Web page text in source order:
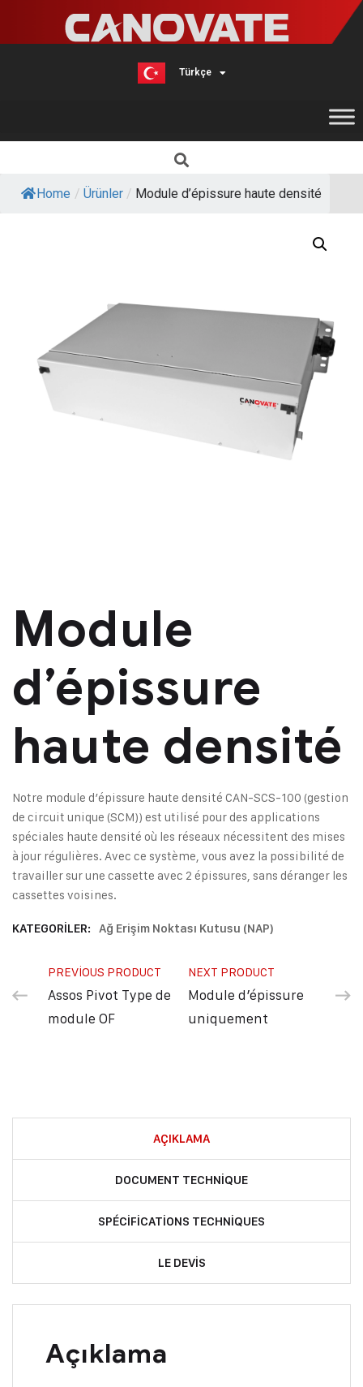
Türkçe
English
Home / Ürünler / Module d’épissure haute densité
Module
d’épissure
haute densité
Notre module d’épissure haute densité CAN-SCS-100 (gestion
de circuit unique (SCM)) est utilisé pour des applications
spéciales haute densité où les réseaux nécessitent des mises
à jour régulières. Avec ce système, vous avez la possibilité de
travailler sur une cassette avec 2 épissures, sans déranger les
cassettes voisines.
KATEGORILER: Ağ Erişim Noktası Kutusu (NAP)
PREVIOUS PRODUCT
Assos Pivot Type de
module OF
NEXT PRODUCT
Module d’épissure
uniquement
AÇIKLAMA
DOCUMENT TECHNIQUE
SPÉCIFICATIONS TECHNIQUES
LE DEVIS
Açıklama